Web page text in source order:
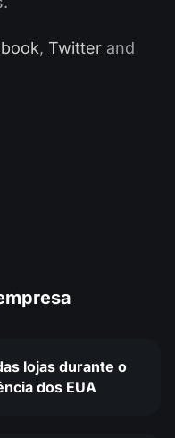
, Twitter and
lojas durante o
dos EUA